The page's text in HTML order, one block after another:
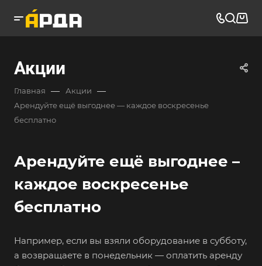
Акции
Главная — Акции —
Арендуйте ещё выгоднее — каждое воскресенье
бесплатно
Арендуйте ещё выгоднее –
каждое воскресенье
бесплатно
Например, если вы взяли оборудование в субботу,
а возвращаете в понедельник — оплатить аренду